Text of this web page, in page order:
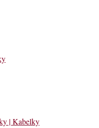
| Kabelky